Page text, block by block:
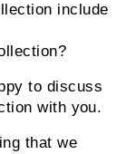
include
to discuss
with you.
that we